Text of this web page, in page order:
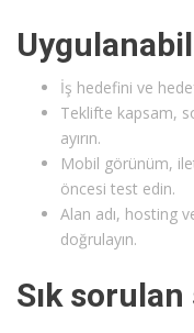
İş hedefini ve
Teklifte kapsam,
ayırın.
Mobil görünüm,
öncesi test edin.
Alan adı, hosting
doğrulayın.
Sık